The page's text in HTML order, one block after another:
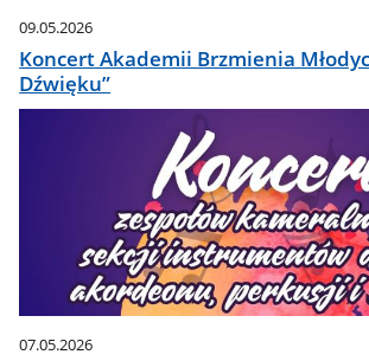
09.05.2026
Koncert Akademii Brzmienia
Dźwięku”
07.05.2026